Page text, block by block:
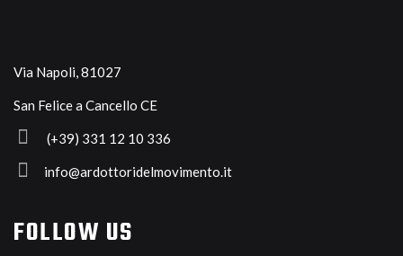
Via Napoli, 81027
San Felice a Cancello CE
(+39) 331 12 10 336
info@ardottoridelmovimento.it
FOLLOW US